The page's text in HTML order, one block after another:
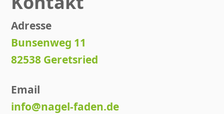
Adresse
Bunsenweg 11
82538 Geretsried
Email
info@nagel-faden.de